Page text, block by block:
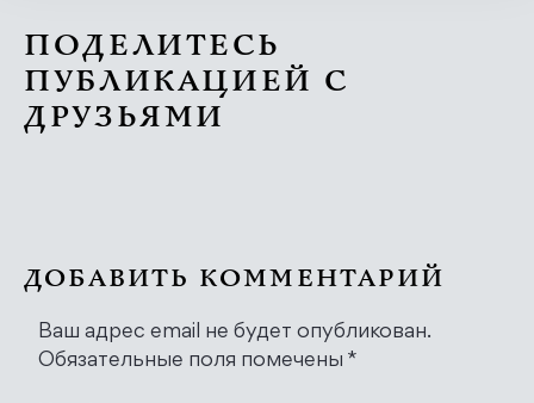
ПОДЕЛИТЕСЬ
ПУБЛИКАЦИЕЙ С
ДРУЗЬЯМИ
ДОБАВИТЬ КОММЕНТАРИЙ
Ваш адрес email не будет опубликован.
Обязательные поля помечены *